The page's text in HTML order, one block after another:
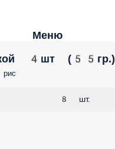
Меню
4шт (55гр.)
8 шт.